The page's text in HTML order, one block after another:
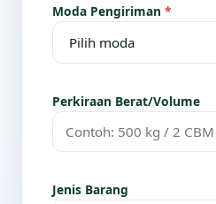
Moda Pengiriman *
Perkiraan Berat/Volume
Jenis Barang